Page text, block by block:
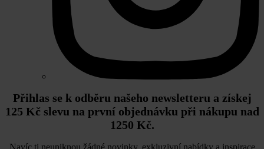
Přihlas se k odběru našeho newsletteru a získej
125 Kč slevu na první objednávku při nákupu nad
1250 Kč.
Navíc ti neuniknou žádné novinky, exkluzivní nabídky a inspirace